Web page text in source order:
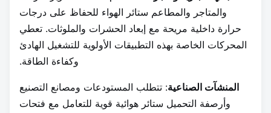
والمتاجر والمطاعم ستائر الهواء للحفاظ على درجات
حرارة داخلية مريحة مع إبعاد الحشرات والملوثات. تعطي
المحركات الخاصة بهذه التطبيقات الأولوية للتشغيل الهادئ
وكفاءة الطاقة.
المنشآت الصناعية: تتطلب المستودعات ومصانع التصنيع
وأرصفة التحميل ستائر هوائية قوية للتعامل مع فتحات